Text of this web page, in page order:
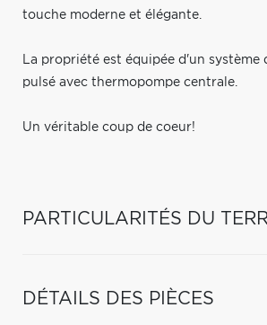
touche moderne et élégante.
La propriété est équipée d'un système
pulsé avec thermopompe centrale.
Un véritable coup de coeur!
PARTICULARITÉS DU
DÉTAILS DES PIÈCES